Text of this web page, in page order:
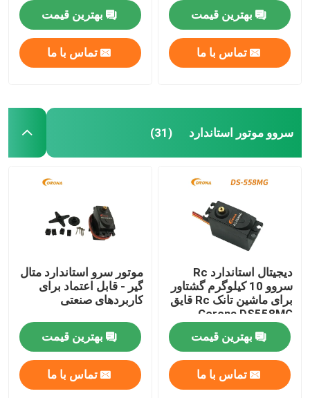
صفحه اصلی
محصولات
درباره ما
تور کارخانه
بهترین قیمت
تماس با ما
بهترین قیمت
تماس با ما
سروو موتور استاندارد (31)
دیجیتال استاندارد Rc
سروو 10 کیلوگرم گشتاور
برای ماشین تانک Rc قایق
Corona DS558MG
بهترین قیمت
تماس با ما
موتور سرو استاندارد متال
گیر - قابل اعتماد برای
کاربردهای صنعتی
بهترین قیمت
تماس با ما